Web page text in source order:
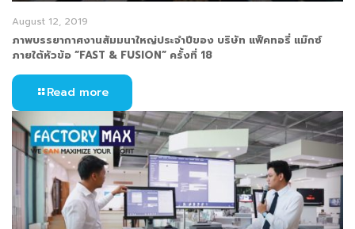
August 12, 2019
ภาพบรรยากาศงานสัมมนาใหญ่ประจำปีของ บริษัท แฟ็คทอรี่ แม๊กซ์
ภายใต้หัวข้อ “FAST & FUSION” ครั้งที่ 18
Read more